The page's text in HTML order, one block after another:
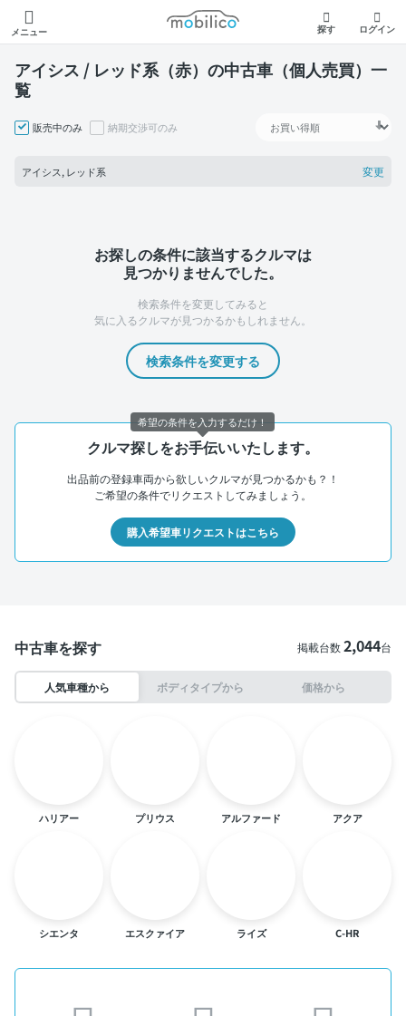
メニュー
モビリコ
探す ログイン
アイシス / レッド系（赤）の中古車（個人売買）一
覧
販売中のみ 納期交渉可のみ
アイシス, レッド系 変更
お探しの条件に該当するクルマは
見つかりませんでした。
検索条件を変更してみると
気に入るクルマが見つかるかもしれません。
検索条件を変更する
クルマ探しをお手伝いいたします。
出品前の登録車両から欲しいクルマが見つかるかも？！
ご希望の条件でリクエストしてみましょう。
購入希望車リクエストはこちら
中古車を探す 掲載台数2,044台
人気車種から ボディタイプから 価格から
ハリアー プリウス アルファード アクア
シエンタ エスクァイア ライズ C-HR
希望の条件を入力するだけ！